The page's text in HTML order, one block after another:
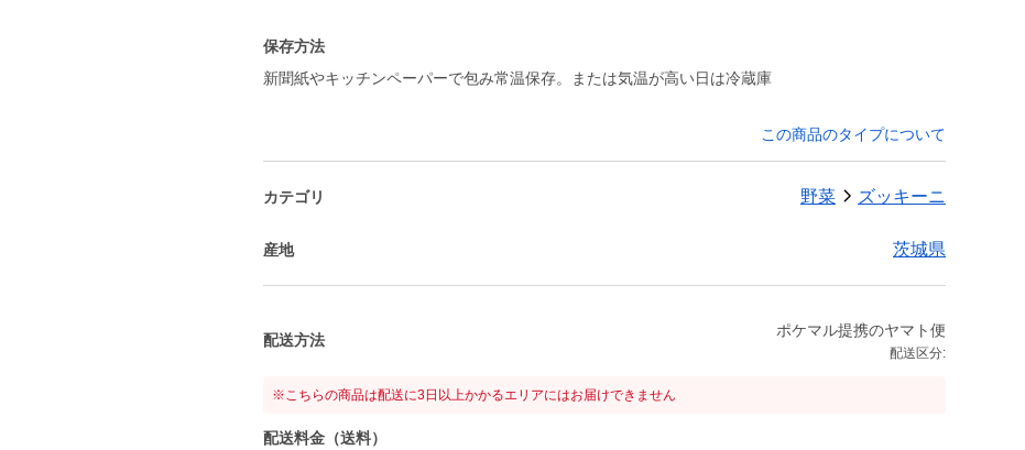
保存方法
新聞紙やキッチンペーパーで包み常温保存。または気温が高い日は冷蔵庫
この商品のタイプについて
カテゴリ 野菜 ズッキーニ
産地 茨城県
配送方法
ポケマル提携のヤマト便
配送区分:
※こちらの商品は配送に3日以上かかるエリアにはお届けできません
配送料金（送料）